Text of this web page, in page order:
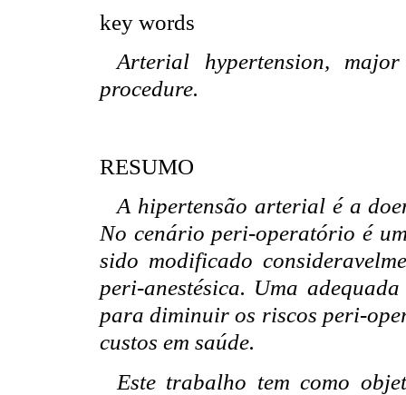
key words
Arterial hypertension,
procedure.
RESUMO
A hipertensão arterial é a
No cenário peri-operatório é
sido modificado
peri-anestésica. Uma
para diminuir os riscos peri-
custos em saúde.
Este trabalho tem como